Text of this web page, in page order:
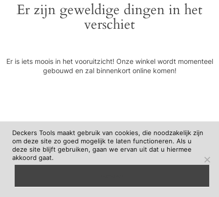
Er zijn geweldige dingen in het
verschiet
Er is iets moois in het vooruitzicht! Onze winkel wordt momenteel
gebouwd en zal binnenkort online komen!
Deckers Tools maakt gebruik van cookies, die noodzakelijk zijn
om deze site zo goed mogelijk te laten functioneren. Als u
deze site blijft gebruiken, gaan we ervan uit dat u hiermee
akkoord gaat.